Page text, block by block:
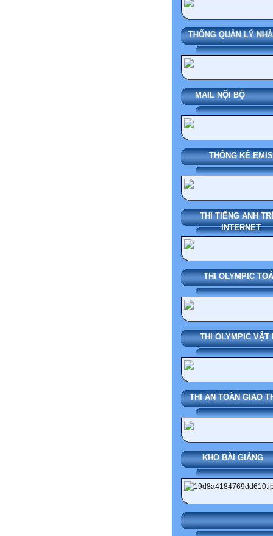
SMAS HỆ THỐNG QUẢN LÝ
MAIL NỘI BỘ
THỐNG KÊ EMIS
THI TIẾNG ANH
INTERNET
THI OLYMPIC
THI OLYMPIC VẬT
THI AN TOÀN GIAO
KHO BÀI